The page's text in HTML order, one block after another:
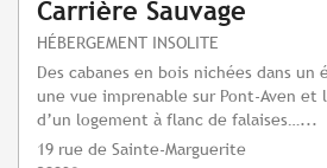
Carrière Sauvage
HÉBERGEMENT INSOLITE
Des cabanes en bois nichées dans
une vue imprenable sur Pont-Aven
d’un logement à flanc de falaises…...
19 rue de Sainte-Marguerite